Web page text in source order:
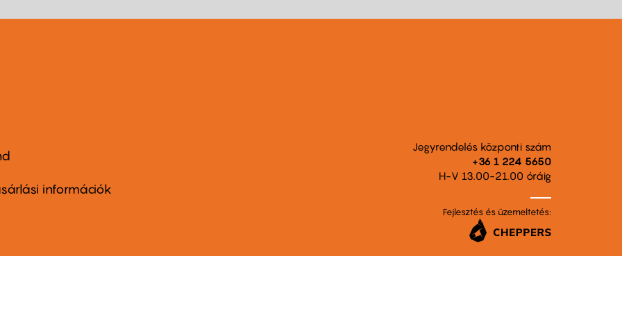
információk
Jegyrendelés központi szám
+36 1 224 5650
H-V 13.00-21.00 óráig
Fejlesztés és üzemeltetés: